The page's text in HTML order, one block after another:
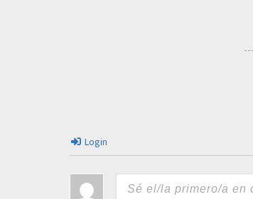
Login